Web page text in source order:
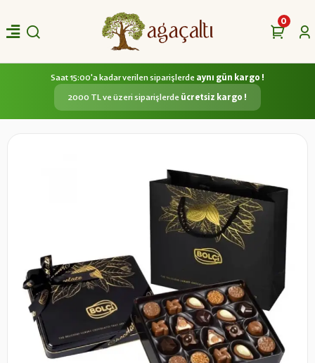
0
Saat 15:00'a kadar verilen siparişlerde aynı gün kargo !
2000 TL ve üzeri siparişlerde ücretsiz kargo !